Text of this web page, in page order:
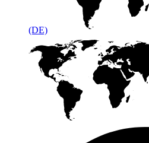
(DE)